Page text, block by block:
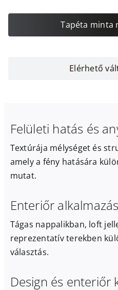
Tapéta minta
Elérhető
Felületi hatás és
Textúrája mélységet és
amely a fény hatására
mutat.
Enteriőr alkalmazás
Tágas nappalikban, loft
reprezentatív terekben
választás.
Design és enteriőr